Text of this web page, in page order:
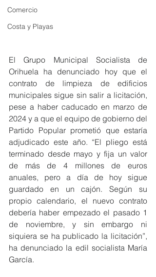
Comercio
Costa y Playas
El Grupo Municipal Socialista de
Orihuela ha denunciado hoy que el
contrato de limpieza de edificios
municipales sigue sin salir a licitación,
pese a haber caducado en marzo de
2024 y a que el equipo de gobierno del
Partido Popular prometió que estaría
adjudicado este año. “El pliego está
terminado desde mayo y fija un valor
de más de 4 millones de euros
anuales, pero a día de hoy sigue
guardado en un cajón. Según su
propio calendario, el nuevo contrato
debería haber empezado el pasado 1
de noviembre, y sin embargo ni
siquiera se ha publicado la licitación”,
ha denunciado la edil socialista María
García.